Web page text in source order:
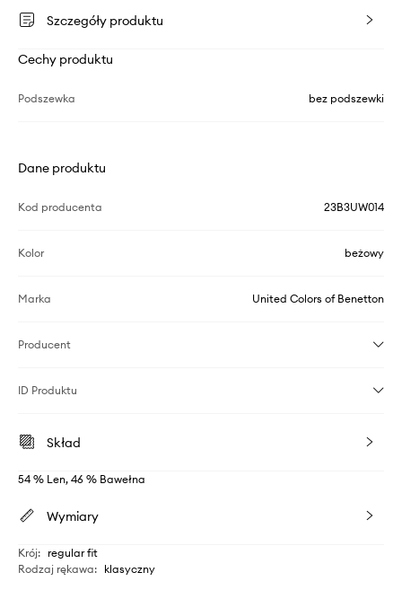
Szczegóły produktu
Cechy produktu
Podszewka bez podszewki
Dane produktu
Kod producenta 23B3UW014
Kolor beżowy
Marka United Colors of Benetton
Producent
ID Produktu
Skład
54 % Len, 46 % Bawełna
Wymiary
Krój: regular fit
Rodzaj rękawa: klasyczny